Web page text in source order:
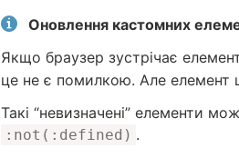
Оновлення кастомних
Якщо браузер зустрічає
це не є помилкою. Але елемент
Такі “невизначені” елементи
:not(:defined) .